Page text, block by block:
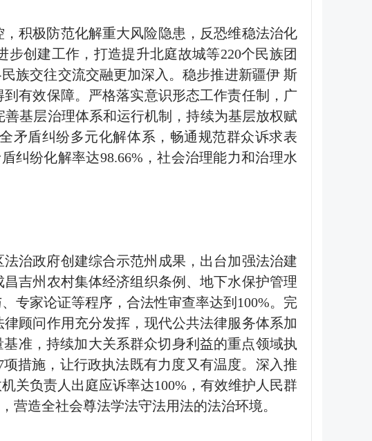
积极防范化解重大风险隐患，反恐维稳法治化
步创建工作，打造提升北庭故城等220个民族团
族交往交流交融更加深入。稳步推进新疆伊 斯
有效保障。严格落实意识形态工作责任制，广
善基层治理体系和运行机制，持续为基层放权赋
全矛盾纠纷多元化解体系，畅通规范群众诉求表
纠纷化解率达98.66% ，社会治理能力和治理水
治政府创建综合示范州成果，出台加强法治建
吉州农村集体经济组织条例、地下水保护管理
专家论证等程序，合法性审查率达到 100%。完
顾问作用充分发挥，现代公共法律服务体系加
基准，持续加大关系群众切身利益的重点领域执
项措施，让行政执法既有力度又有温度。深入推
关负责人出庭应诉率达100% ，有效维护人民群
营造全社会尊法学法守法用法的法治环境。